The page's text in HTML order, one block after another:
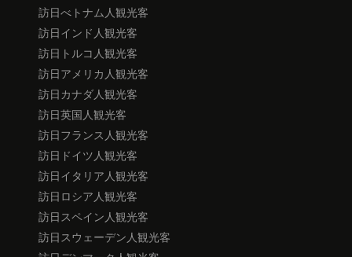
訪日べトナム人観光客
訪日インド人観光客
訪日トルコ人観光客
訪日アメリカ人観光客
訪日カナダ人観光客
訪日英国人観光客
訪日フランス人観光客
訪日ドイツ人観光客
訪日イタリア人観光客
訪日ロシア人観光客
訪日スペイン人観光客
訪日スウェーデン人観光客